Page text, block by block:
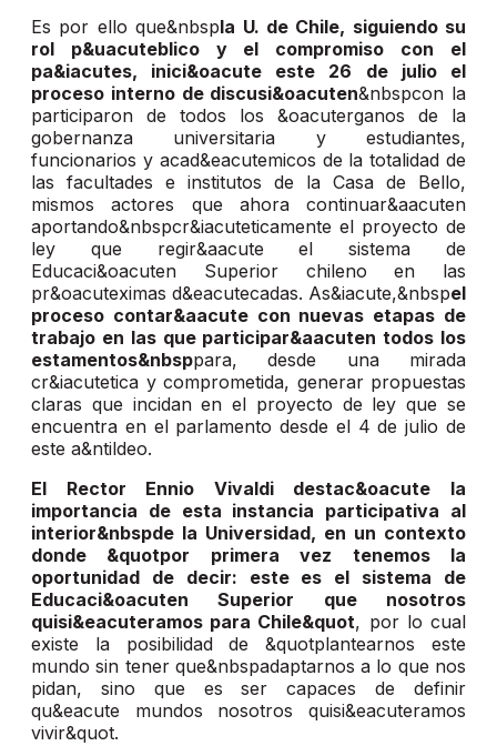
Es por ello que&nbspla U. de Chile, siguiendo su
rol p&uacuteblico y el compromiso con el
pa&iacutes, inici&oacute este 26 de julio el
proceso interno de discusi&oacuten&nbspcon la
participaron de todos los &oacuterganos de la
gobernanza universitaria y estudiantes,
funcionarios y acad&eacutemicos de la totalidad de
las facultades e institutos de la Casa de Bello,
mismos actores que ahora continuar&aacuten
aportando&nbspcr&iacuteticamente el proyecto de
ley que regir&aacute el sistema de
Educaci&oacuten Superior chileno en las
pr&oacuteximas d&eacutecadas. As&iacute,&nbspel
proceso contar&aacute con nuevas etapas de
trabajo en las que participar&aacuten todos los
estamentos&nbsppara, desde una mirada
cr&iacutetica y comprometida, generar propuestas
claras que incidan en el proyecto de ley que se
encuentra en el parlamento desde el 4 de julio de
este a&ntildeo.
El Rector Ennio Vivaldi destac&oacute la
importancia de esta instancia participativa al
interior&nbspde la Universidad, en un contexto
donde &quotpor primera vez tenemos la
oportunidad de decir: este es el sistema de
Educaci&oacuten Superior que nosotros
quisi&eacuteramos para Chile&quot, por lo cual
existe la posibilidad de &quotplantearnos este
mundo sin tener que&nbspadaptarnos a lo que nos
pidan, sino que es ser capaces de definir
qu&eacute mundos nosotros quisi&eacuteramos
vivir&quot.